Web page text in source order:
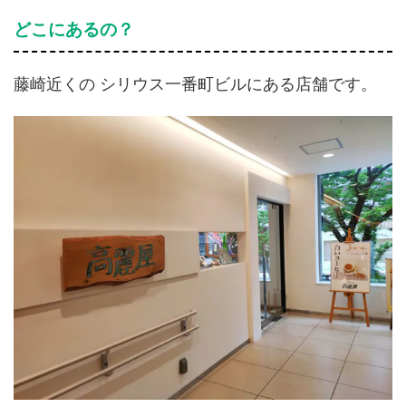
どこにあるの？
藤崎近くの シリウス一番町ビルにある店舗です。